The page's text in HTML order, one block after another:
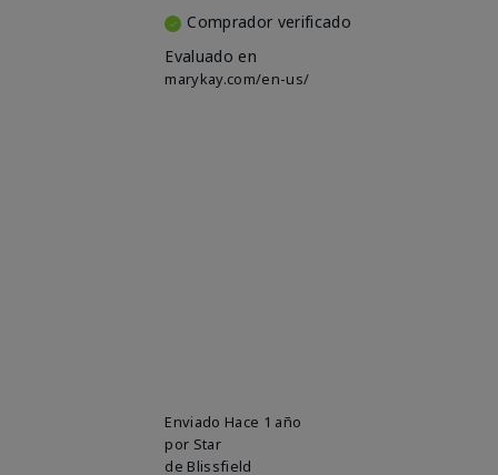
Comprador verificado
Evaluado en
marykay.com/en-us/
Enviado Hace 1 año
por Star
de Blissfield